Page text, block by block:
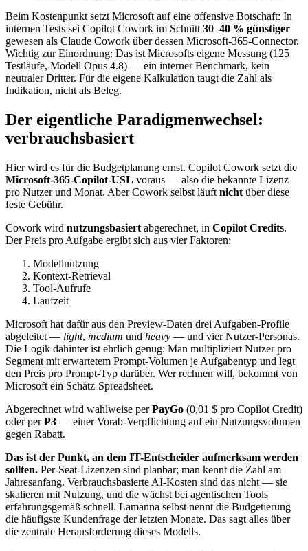
Beim Kostenpunkt setzt Microsoft auf eine offensive Botschaft: In
internen Tests sei Copilot Cowork im Schnitt 30–40 % günstiger
gewesen als Claude Cowork über dessen Microsoft-365-Connector.
Wichtig zur Einordnung: Das ist Microsofts eigene Messung (125
Testläufe, Modell Opus 4.8) — ein interner Benchmark, kein
neutraler Dritter. Für die eigene Kalkulation taugt die Zahl als
Indikation, nicht als Beleg.
Der eigentliche Paradigmenwechsel:
verbrauchsbasiert
Hier wird es für die Budgetplanung ernst. Copilot Cowork setzt die
Microsoft-365-Copilot-USL voraus — also die bekannte Lizenz
pro Nutzer und Monat. Aber Cowork selbst läuft nicht über diese
feste Gebühr.
Cowork wird nutzungsbasiert abgerechnet, in Copilot Credits.
Der Preis pro Aufgabe ergibt sich aus vier Faktoren:
Modellnutzung
Kontext-Retrieval
Tool-Aufrufe
Laufzeit
Microsoft hat dafür aus den Preview-Daten drei Aufgaben-Profile
abgeleitet — light, medium und heavy — und vier Nutzer-Personas.
Die Logik dahinter ist ehrlich genug: Man multipliziert Nutzer pro
Segment mit erwartetem Prompt-Volumen je Aufgabentyp und legt
den Preis pro Prompt-Typ darüber. Wer rechnen will, bekommt von
Microsoft ein Schätz-Spreadsheet.
Abgerechnet wird wahlweise perPayGo (0,01 $ pro Copilot Credit)
oder perP3 — einer Vorab-Verpflichtung auf ein Nutzungsvolumen
gegen Rabatt.
Das ist der Punkt, an dem IT-Entscheider aufmerksam werden
sollten. Per-Seat-Lizenzen sind planbar; man kennt die Zahl am
Jahresanfang. Verbrauchsbasierte AI-Kosten sind das nicht — sie
skalieren mit Nutzung, und die wächst bei agentischen Tools
erfahrungsgemäß schnell. Lamanna selbst nennt die Budgetierung
die häufigste Kundenfrage der letzten Monate. Das sagt alles über
die zentrale Herausforderung dieses Modells.